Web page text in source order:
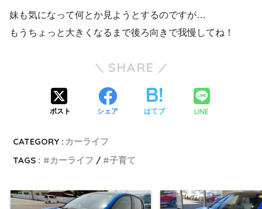
妹も気になって何とか見ようとするのですが…
もうちょっと大きくなるまで後ろ向きで我慢してね！
SHARE
ポスト シェア はてブ LINE
CATEGORY : カーライフ
TAGS :
カーライフ 子育て